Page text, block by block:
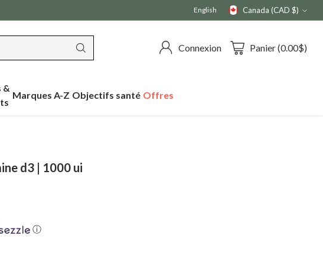
English
Monnaie
Canada (CAD $)
Connexion Panier (0.00$)
&
Marques A-Z Objectifs santé Offres
d3 | 1000 ui
ⓘ